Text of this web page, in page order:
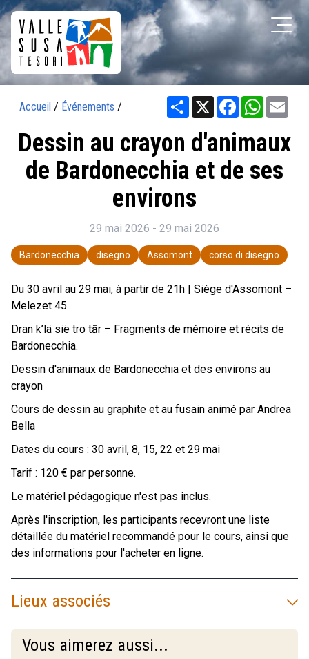
Accueil / Événements / Share X Facebook
Dessin au crayon d'animaux
de Bardonecchia et de ses
environs
29 mai 2026 - 29 mai 2026
Bardonecchia disegno Assomont corso di disegno
Du 30 avril au 29 mai, à partir de 21h | Siège d'Assomont –
Melezet 45
Dran k’lä sië tro tār – Fragments de mémoire et récits de
Bardonecchia.
Dessin d'animaux de Bardonecchia et des environs au
crayon
Cours de dessin au graphite et au fusain animé par Andrea
Bella
Dates du cours : 30 avril, 8, 15, 22 et 29 mai
Tarif : 120 € par personne.
Le matériel pédagogique n'est pas inclus.
Après l'inscription, les participants recevront une liste
détaillée du matériel recommandé pour le cours, ainsi que
des informations pour l'acheter en ligne.
Lieux associés
Vous aimerez aussi...